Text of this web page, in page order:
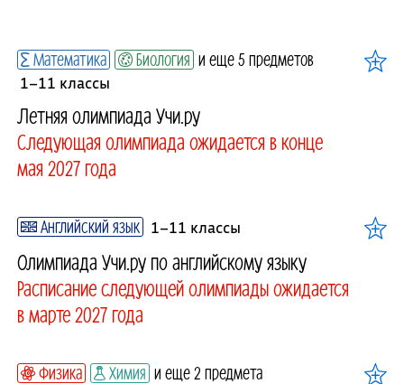
Математика Биология и еще 5 предметов
1–11 классы
Летняя олимпиада Учи.ру
Следующая олимпиада ожидается в конце
мая 2027 года
Английский язык 1–11 классы
Олимпиада Учи.ру по английскому языку
Расписание следующей олимпиады ожидается
в марте 2027 года
Физика Химия и еще 2 предмета